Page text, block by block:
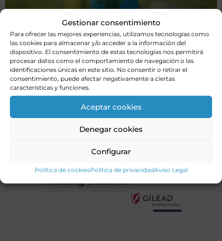
Gestionar consentimiento
Para ofrecer las mejores experiencias, utilizamos tecnologías como
las cookies para almacenar y/o acceder a la información del
dispositivo. El consentimiento de estas tecnologías nos permitirá
procesar datos como el comportamiento de navegación o las
identificaciones únicas en este sitio. No consentir o retirar el
consentimiento, puede afectar negativamente a ciertas
características y funciones.
Aceptar cookies
Denegar cookies
Configurar
Política de cookiesPolítica de privacidadAviso Legal